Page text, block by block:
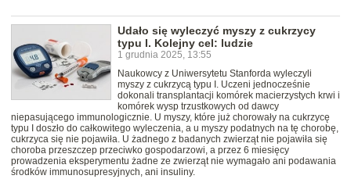
Udało się wyleczyć myszy z cukrzycy
typu I. Kolejny cel: ludzie
1 grudnia 2025, 13:55
Naukowcy z Uniwersytetu Stanforda wyleczyli
myszy z cukrzycą typu I. Uczeni jednocześnie
dokonali transplantacji komórek macierzystych krwi i
komórek wysp trzustkowych od dawcy
niepasującego immunologicznie. U myszy, które już chorowały na cukrzycę
typu I doszło do całkowitego wyleczenia, a u myszy podatnych na tę chorobę,
cukrzyca się nie pojawiła. U żadnego z badanych zwierząt nie pojawiła się
choroba przeszczep przeciwko gospodarzowi, a przez 6 miesięcy
prowadzenia eksperymentu żadne ze zwierząt nie wymagało ani podawania
środków immunosupresyjnych, ani insuliny.